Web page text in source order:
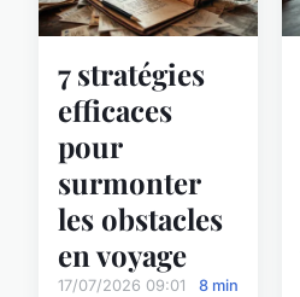
7 stratégies
efficaces
pour
surmonter
les obstacles
en voyage
17/07/2026 09:01 8 min